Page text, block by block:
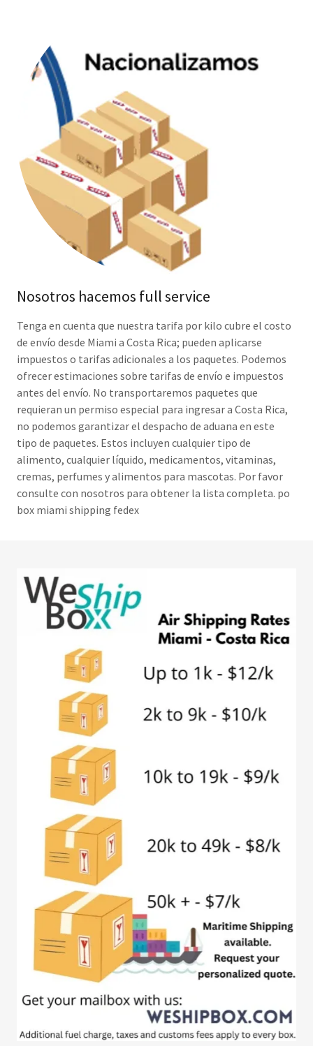
Nosotros hacemos full service
Tenga en cuenta que nuestra tarifa por kilo cubre el costo
de envío desde Miami a Costa Rica; pueden aplicarse
impuestos o tarifas adicionales a los paquetes. Podemos
ofrecer estimaciones sobre tarifas de envío e impuestos
antes del envío. No transportaremos paquetes que
requieran un permiso especial para ingresar a Costa Rica,
no podemos garantizar el despacho de aduana en este
tipo de paquetes. Estos incluyen cualquier tipo de
alimento, cualquier líquido, medicamentos, vitaminas,
cremas, perfumes y alimentos para mascotas. Por favor
consulte con nosotros para obtener la lista completa. po
box miami shipping fedex